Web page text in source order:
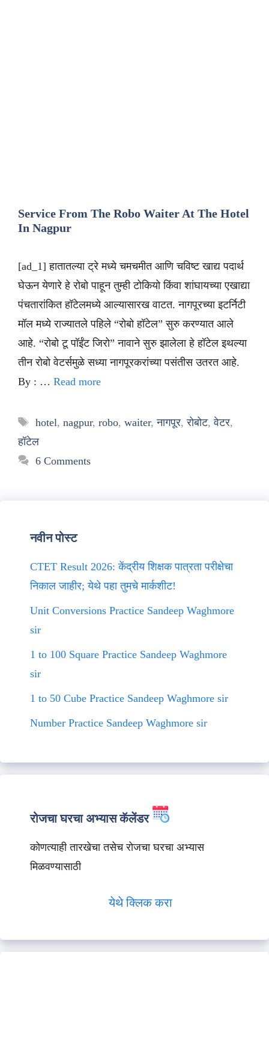
Service From The Robo Waiter At The Hotel
In Nagpur
[ad_1] हातातल्या ट्रे मध्ये चमचमीत आणि चविष्ट खाद्य पदार्थ
घेऊन येणारे हे रोबो पाहून तुम्ही टोकियो किंवा शांघायच्या एखाद्या
पंचतारांकित हॉटेलमध्ये आल्यासारख वाटत. नागपूरच्या इटर्निटी
मॉल मध्ये राज्यातले पहिले “रोबो हॉटेल” सुरु करण्यात आले
आहे. “रोबो टू पॉईंट जिरो” नावाने सुरु झालेला हे हॉटेल इथल्या
तीन रोबो वेटर्समुळे सध्या नागपूरकरांच्या पसंतीस उतरत आहे.
By : … Read more
Tags
hotel, nagpur, robo, waiter,नागपूर,रोबोट,वेटर,
हॉटेल
6 Comments
नवीन पोस्ट
CTET Result 2026: केंद्रीय शिक्षक पात्रता परीक्षेचा
निकाल जाहीर; येथे पहा तुमचे मार्कशीट!
Unit Conversions Practice Sandeep Waghmore
sir
1 to 100 Square Practice Sandeep Waghmore
sir
1 to 50 Cube Practice Sandeep Waghmore sir
Number Practice Sandeep Waghmore sir
रोजचा घरचा अभ्यास कॅलेंडर
कोणत्याही तारखेचा तसेच रोजचा घरचा अभ्यास
मिळवण्यासाठी
येथे क्लिक करा